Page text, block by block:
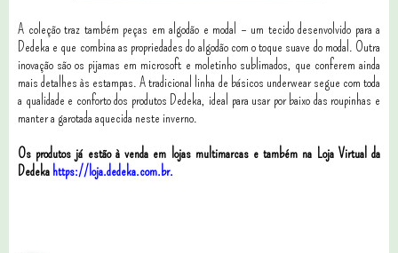
A coleção traz também peças em algodão e modal – um tecido desenvolvido para a
Dedeka e que combina as propriedades do algodão com o toque suave do modal. Outra
inovação são os pijamas em microsoft e moletinho sublimados, que conferem ainda
mais detalhes às estampas. A tradicional linha de básicos underwear segue com toda
a qualidade e conforto dos produtos Dedeka, ideal para usar por baixo das roupinhas e
manter a garotada aquecida neste inverno.
Os produtos já estão à venda em lojas multimarcas e também na Loja Virtual da
Dedeka https://loja.dedeka.com.br.